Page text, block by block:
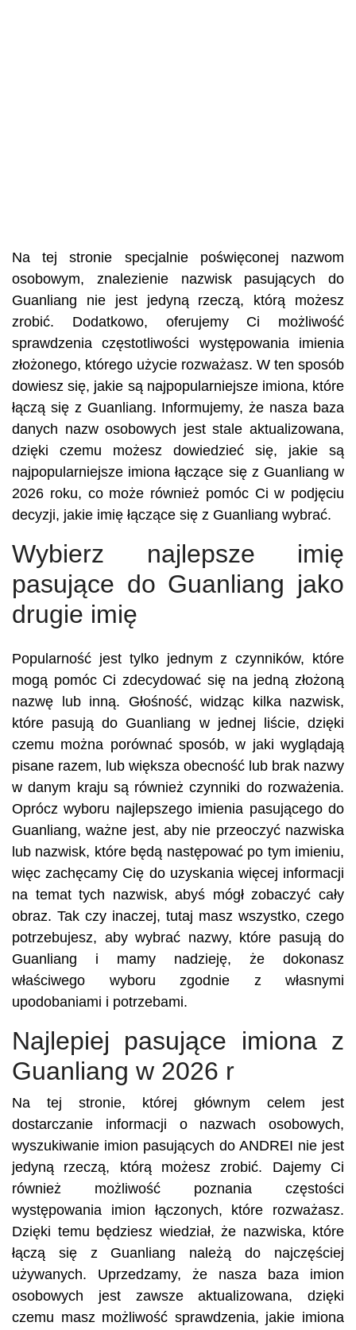
Na tej stronie specjalnie poświęconej nazwom
osobowym, znalezienie nazwisk pasujących do
Guanliang nie jest jedyną rzeczą, którą możesz
zrobić. Dodatkowo, oferujemy Ci możliwość
sprawdzenia częstotliwości występowania imienia
złożonego, którego użycie rozważasz. W ten sposób
dowiesz się, jakie są najpopularniejsze imiona, które
łączą się z Guanliang. Informujemy, że nasza baza
danych nazw osobowych jest stale aktualizowana,
dzięki czemu możesz dowiedzieć się, jakie są
najpopularniejsze imiona łączące się z Guanliang w
2026 roku, co może również pomóc Ci w podjęciu
decyzji, jakie imię łączące się z Guanliang wybrać.
Wybierz najlepsze imię
pasujące do Guanliang jako
drugie imię
Popularność jest tylko jednym z czynników, które
mogą pomóc Ci zdecydować się na jedną złożoną
nazwę lub inną. Głośność, widząc kilka nazwisk,
które pasują do Guanliang w jednej liście, dzięki
czemu można porównać sposób, w jaki wyglądają
pisane razem, lub większa obecność lub brak nazwy
w danym kraju są również czynniki do rozważenia.
Oprócz wyboru najlepszego imienia pasującego do
Guanliang, ważne jest, aby nie przeoczyć nazwiska
lub nazwisk, które będą następować po tym imieniu,
więc zachęcamy Cię do uzyskania więcej informacji
na temat tych nazwisk, abyś mógł zobaczyć cały
obraz. Tak czy inaczej, tutaj masz wszystko, czego
potrzebujesz, aby wybrać nazwy, które pasują do
Guanliang i mamy nadzieję, że dokonasz
właściwego wyboru zgodnie z własnymi
upodobaniami i potrzebami.
Najlepiej pasujące imiona z
Guanliang w 2026 r
Na tej stronie, której głównym celem jest
dostarczanie informacji o nazwach osobowych,
wyszukiwanie imion pasujących do ANDREI nie jest
jedyną rzeczą, którą możesz zrobić. Dajemy Ci
również możliwość poznania częstości
występowania imion łączonych, które rozważasz.
Dzięki temu będziesz wiedział, że nazwiska, które
łączą się z Guanliang należą do najczęściej
używanych. Uprzedzamy, że nasza baza imion
osobowych jest zawsze aktualizowana, dzięki
czemu masz możliwość sprawdzenia, jakie imiona